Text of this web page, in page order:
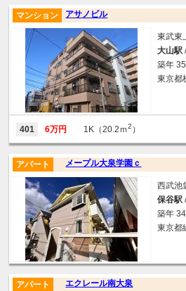
アサノビル
マンション
東武東
大山駅
築年
東京都
401 6万円 1K（20.2ｍ2 ）
メープル大泉学園ｃ
アパート
西武池
保谷駅
築年
東京都
エクレール南大泉
アパート